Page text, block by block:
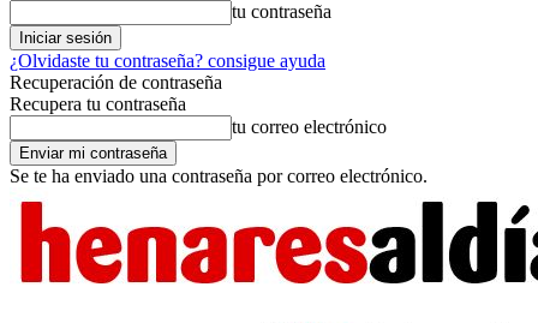
tu contraseña
¿Olvidaste tu contraseña? consigue ayuda
Recuperación de contraseña
Recupera tu contraseña
tu correo electrónico
Se te ha enviado una contraseña por correo electrónico.